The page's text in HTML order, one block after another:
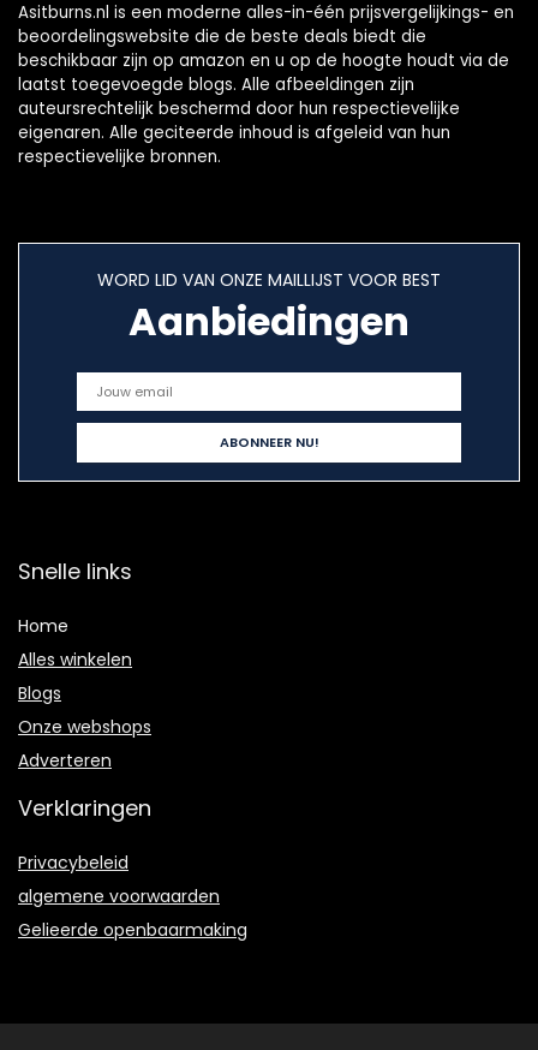
Asitburns.nl is een moderne alles-in-één prijsvergelijkings- en
beoordelingswebsite die de beste deals biedt die
beschikbaar zijn op amazon en u op de hoogte houdt via de
laatst toegevoegde blogs. Alle afbeeldingen zijn
auteursrechtelijk beschermd door hun respectievelijke
eigenaren. Alle geciteerde inhoud is afgeleid van hun
respectievelijke bronnen.
WORD LID VAN ONZE MAILLIJST VOOR BEST
Aanbiedingen
Snelle links
Home
Alles winkelen
Blogs
Onze webshops
Adverteren
Verklaringen
Privacybeleid
algemene voorwaarden
Gelieerde openbaarmaking